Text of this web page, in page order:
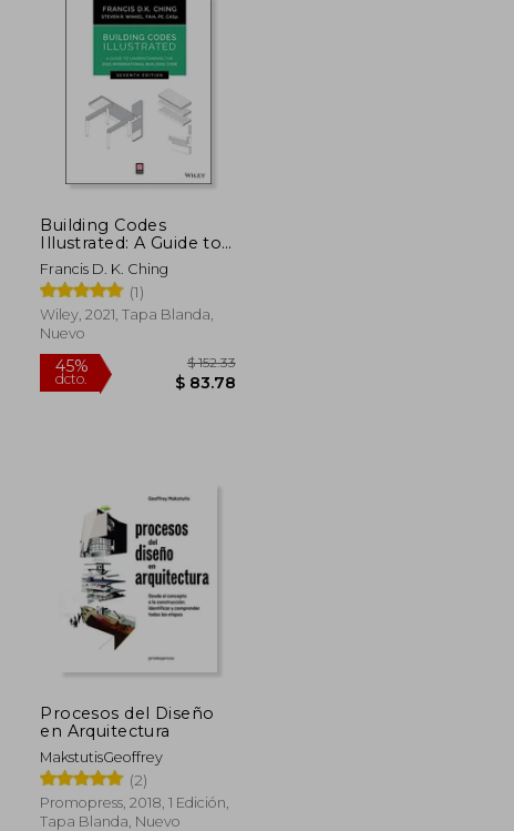
$ 198.24
$ 135.94
$ 74.77
Building Codes
Illustrated: A Guide to
Understanding the
2021 International
Building Code (en
Inglés)
Francis D. K. Ching
(1)
Wiley, 2021, Tapa Blanda,
Nuevo
45%
dcto.
Procesos del Diseño
en Arquitectura
MakstutisGeoffrey
(2)
Promopress, 2018, 1 Edición,
Tapa Blanda, Nuevo